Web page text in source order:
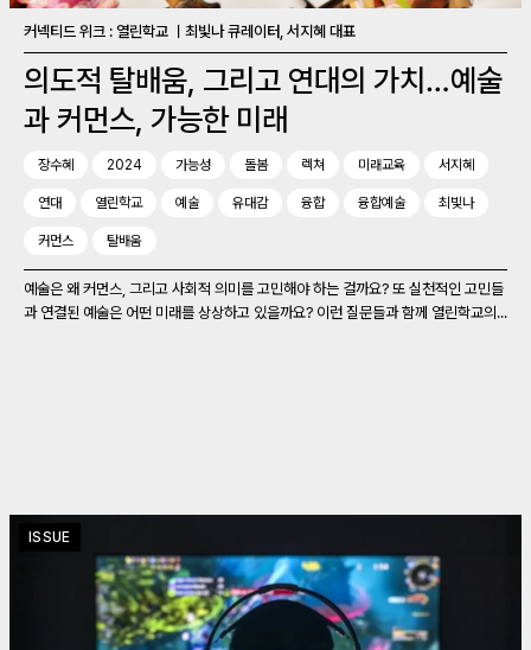
커넥티드 위크 : 열린학교 ㅣ최빛나 큐레이터, 서지혜 대표
의도적 탈배움, 그리고 연대의 가치…예술
과 커먼스, 가능한 미래
장수혜 2024 가능성 돌봄 렉쳐 미래교육 서지혜
연대 열린학교 예술 유대감 융합 융합예술 최빛나
커먼스 탈배움
예술은 왜 커먼스, 그리고 사회적 의미를 고민해야 하는 걸까요? 또 실천적인 고민들
과 연결된 예술은 어떤 미래를 상상하고 있을까요? 이런 질문들과 함께 열린학교의...
ISSUE